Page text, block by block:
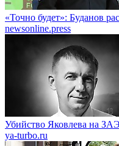
«Точно будет»: Буданов
newsonline.press
Убийство Яковлева на
ya-turbo.ru